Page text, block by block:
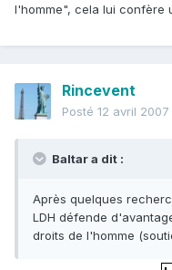
l'homme", cela lui confère
Rincevent
Posté 12 avril 2007
Baltar a dit :
Après quelques
LDH défende
droits de l'homme